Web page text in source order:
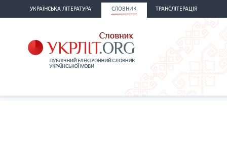
УКРАЇНСЬКА ЛІТЕРАТУРА СЛОВНИК ТРАНСЛІТЕРАЦІЯ